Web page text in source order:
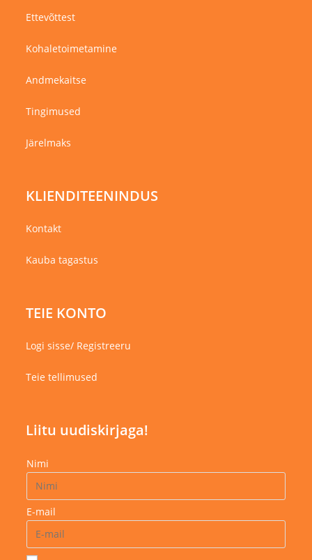
Ettevõttest
Kohaletoimetamine
Andmekaitse
Tingimused
Järelmaks
KLIENDITEENINDUS
Kontakt
Kauba tagastus
TEIE KONTO
Logi sisse/ Registreeru
Teie tellimused
Liitu uudiskirjaga!
Nimi
E-mail